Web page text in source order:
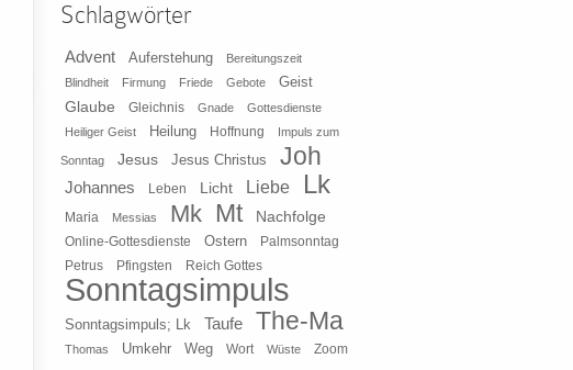
Schlagwörter
Advent Auferstehung
Bereitungszeit
Blindheit
Firmung Friede Gebote Geist
Glaube Gleichnis Gnade
Gottesdienste
Heiliger Geist
Heilung Hoffnung Impuls zum
Sonntag Jesus Jesus Christus Joh
Johannes Leben Licht Liebe Lk
Maria Messias Mk Mt Nachfolge
Online-Gottesdienste Ostern
Palmsonntag
Petrus
Pfingsten Reich Gottes
Sonntagsimpuls
Sonntagsimpuls; Lk Taufe The-Ma
Thomas Umkehr Weg Wort Wüste Zoom